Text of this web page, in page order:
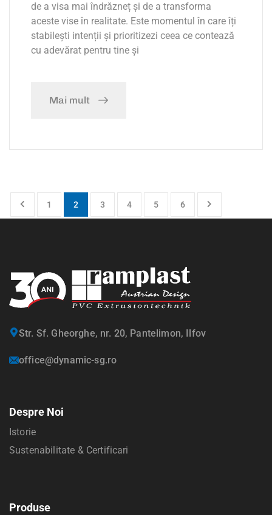
de a visa mai îndrăzneț și de a transforma
aceste vise în realitate. Este momentul în care îți
stabilești intenții și prioritizezi ceea ce contează
cu adevărat pentru tine și
Mai mult
1 2 3 4 5 6
Str. Sf. Gheorghe, nr. 20, Pantelimon, Ilfov
office@dynamic-sg.ro
Despre Noi
Istorie
Sustenabilitate & Certificari
Produse